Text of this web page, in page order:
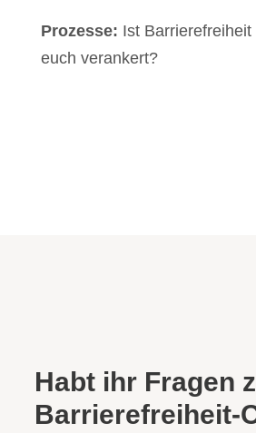
Prozesse: Ist Barrierefreiheit
euch verankert?
Habt ihr Fragen
Barrierefreiheit-